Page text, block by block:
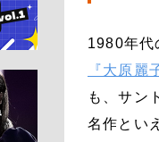
1980年代
『大原麗
も、サン
名作とい